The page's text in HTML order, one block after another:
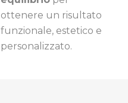
ottenere un risultato
funzionale, estetico e
personalizzato.